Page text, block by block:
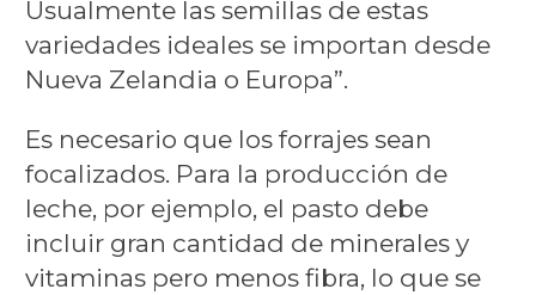
Usualmente las semillas de estas
variedades ideales se importan desde
Nueva Zelandia o Europa”.
Es necesario que los forrajes sean
focalizados. Para la producción de
leche, por ejemplo, el pasto debe
incluir gran cantidad de minerales y
vitaminas pero menos fibra, lo que se